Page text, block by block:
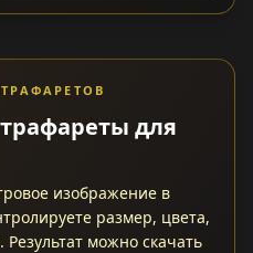
для
изображение в
размер, цвета,
можно скачать